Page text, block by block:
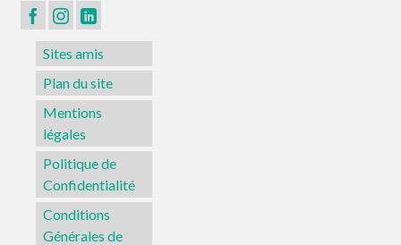
Sites amis
Plan du site
Mentions
légales
Politique de
Confidentialité
Conditions
Générales de